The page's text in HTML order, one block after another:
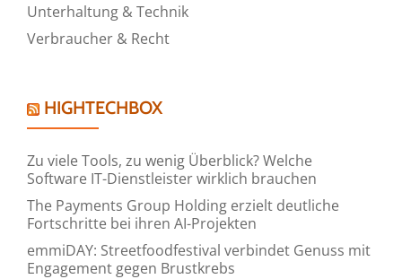
Unterhaltung & Technik
Verbraucher & Recht
HIGHTECHBOX
Zu viele Tools, zu wenig Überblick? Welche
Software IT-Dienstleister wirklich brauchen
The Payments Group Holding erzielt deutliche
Fortschritte bei ihren AI-Projekten
emmiDAY: Streetfoodfestival verbindet Genuss mit
Engagement gegen Brustkrebs